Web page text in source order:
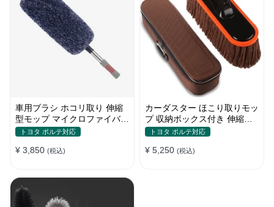
車用ブラシ ホコリ取り 伸縮
型モップ マイクロファイバー
洗車道具 軽量・コンパクト
トヨタ ポルテ対応
¥ 3,850 (税込)
カーダスター ほこり取りモッ
プ 収納ボックス付き 伸縮可
能 ワックスブラシ 洗車ブラ
トヨタ ポルテ対応
¥ 5,250 (税込)